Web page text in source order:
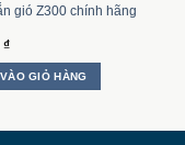
gió Z300 chính hãng
₫
GIỎ HÀNG